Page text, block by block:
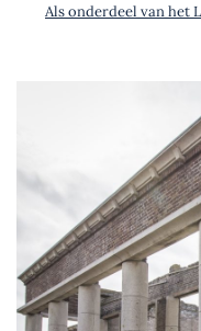
Als onderdeel van het